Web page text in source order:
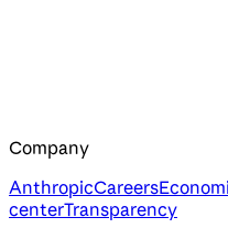
Company
AnthropicCareers
centerTransparency